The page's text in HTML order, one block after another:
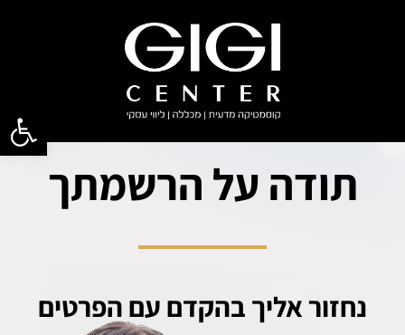
פתח
תודה על הרשמתך
נחזור אליך בהקדם עם הפרטים